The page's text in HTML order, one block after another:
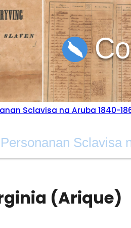
Sclavisa na Aruba 1840-
(Arique)